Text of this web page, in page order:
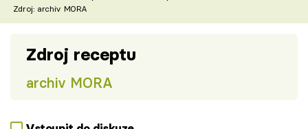
Zdroj: archiv MORA
Zdroj receptu
archiv MORA